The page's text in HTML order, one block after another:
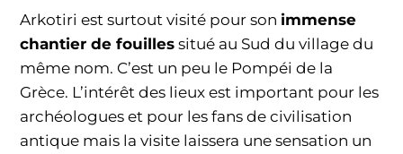
Arkotiri est surtout visité pour son immense
chantier de fouilles situé au Sud du village du
même nom. C’est un peu le Pompéi de la
Grèce. L’intérêt des lieux est important pour les
archéologues et pour les fans de civilisation
antique mais la visite laissera une sensation un